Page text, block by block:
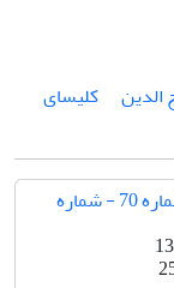
الدین
کلیسای
دوره 16، شماره 70 - شماره